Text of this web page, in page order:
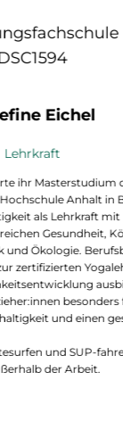
Eichel
Lehrkraft
ihr Masterstudium
Anhalt in
als Lehrkraft mit
Gesundheit,
und Ökologie.
zertifizierten
besonders
und einen
und SUP-
der Arbeit.